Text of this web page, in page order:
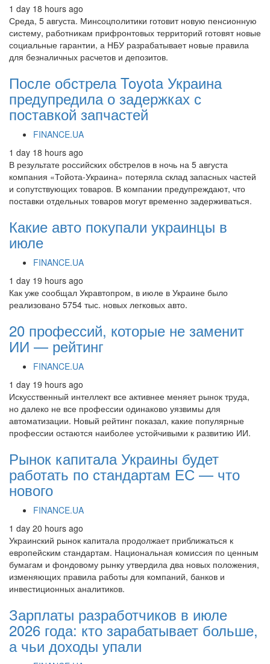
1 day 18 hours ago
Среда, 5 августа. Минсоцполитики готовит новую пенсионную
систему, работникам прифронтовых территорий готовят новые
социальные гарантии, а НБУ разрабатывает новые правила
для безналичных расчетов и депозитов.
После обстрела Toyota Украина
предупредила о задержках с
поставкой запчастей
FINANCE.UA
1 day 18 hours ago
В результате российских обстрелов в ночь на 5 августа
компания «Тойота-Украина» потеряла склад запасных частей
и сопутствующих товаров. В компании предупреждают, что
поставки отдельных товаров могут временно задерживаться.
Какие авто покупали украинцы в
июле
FINANCE.UA
1 day 19 hours ago
Как уже сообщал Укравтопром, в июле в Украине было
реализовано 5754 тыс. новых легковых авто.
20 профессий, которые не заменит
ИИ — рейтинг
FINANCE.UA
1 day 19 hours ago
Искусственный интеллект все активнее меняет рынок труда,
но далеко не все профессии одинаково уязвимы для
автоматизации. Новый рейтинг показал, какие популярные
профессии остаются наиболее устойчивыми к развитию ИИ.
Рынок капитала Украины будет
работать по стандартам ЕС — что
нового
FINANCE.UA
1 day 20 hours ago
Украинский рынок капитала продолжает приближаться к
европейским стандартам. Национальная комиссия по ценным
бумагам и фондовому рынку утвердила два новых положения,
изменяющих правила работы для компаний, банков и
инвестиционных аналитиков.
Зарплаты разработчиков в июле
2026 года: кто зарабатывает больше,
а чьи доходы упали